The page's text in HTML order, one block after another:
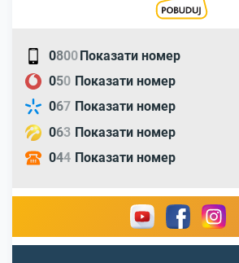
0800Показати номер
050 Показати номер
067 Показати номер
063 Показати номер
044 Показати номер